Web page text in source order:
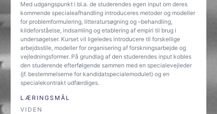
Med udgangspunkt i bl.a. de studerendes egen input om deres
kommende specialeafhandling introduceres metoder og modeller
for problemformulering, litteratursøgning og –behandling,
kildeforståelse, indsamling og etablering af empiri til brug i
undersøgelser. Kurset vil ligeledes introducere til forskellige
arbejdsstile, modeller for organisering af forskningsarbejde og
vejledningsformer. På grundlag af den studerendes input kobles
den studerende efterfølgende sammen med en specialevejleder
(jf. bestemmelserne for kandidatspecialemodulet) og en
specialekontrakt udfærdiges.
LÆRINGSMÅL
VIDEN